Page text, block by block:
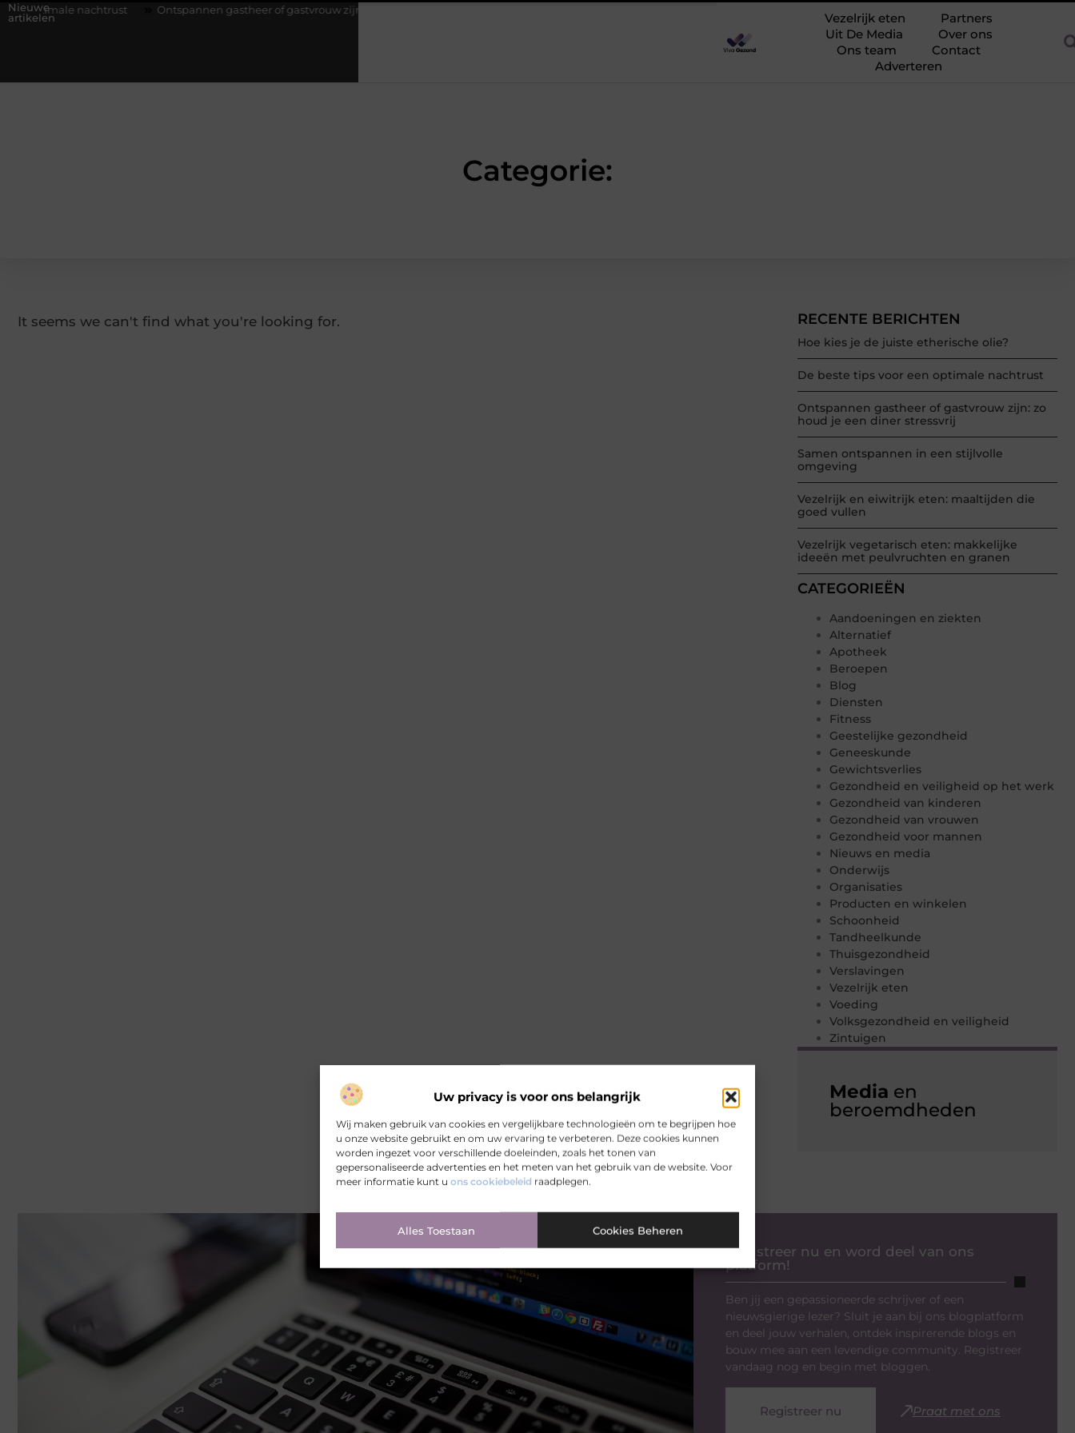
Uw privacy is voor ons belangrijk
Wij maken gebruik van cookies en vergelijkbare technologieën om te begrijpen hoe
u onze website gebruikt en om uw ervaring te verbeteren. Deze cookies kunnen
worden ingezet voor verschillende doeleinden, zoals het tonen van
gepersonaliseerde advertenties en het meten van het gebruik van de website. Voor
meer informatie kunt u ons cookiebeleid raadplegen.
Alles Toestaan Cookies Beheren
Nieuwe
artikelen
nachtrust Ontspannen gastheer of gastvrouw zijn: zo houd je een diner stressvrij
Vezelrijk eten
Partners
Uit De Media
Over ons
Ons team
Contact
Adverteren
Categorie:
RECENTE BERICHTEN
Hoe kies je de juiste etherische olie?
De beste tips voor een optimale nachtrust
Ontspannen gastheer of gastvrouw zijn: zo
houd je een diner stressvrij
Samen ontspannen in een stijlvolle
omgeving
Vezelrijk en eiwitrijk eten: maaltijden die
goed vullen
Vezelrijk vegetarisch eten: makkelijke
ideeën met peulvruchten en granen
CATEGORIEËN
Aandoeningen en ziekten
Alternatief
Apotheek
Beroepen
Blog
Diensten
Fitness
Geestelijke gezondheid
Geneeskunde
Gewichtsverlies
Gezondheid en veiligheid op het werk
Gezondheid van kinderen
Gezondheid van vrouwen
Gezondheid voor mannen
Nieuws en media
Onderwijs
Organisaties
Producten en winkelen
Schoonheid
Tandheelkunde
Thuisgezondheid
Verslavingen
Vezelrijk eten
Voeding
Volksgezondheid en veiligheid
Zintuigen
Media en
beroemdheden
It seems we can't find what you're looking for.
Registreer nu en word deel van ons
platform!
Ben jij een gepassioneerde schrijver of een
nieuwsgierige lezer? Sluit je aan bij ons blogplatform
en deel jouw verhalen, ontdek inspirerende blogs en
bouw mee aan een levendige community. Registreer
vandaag nog en begin met bloggen.
Registreer nu Praat met ons